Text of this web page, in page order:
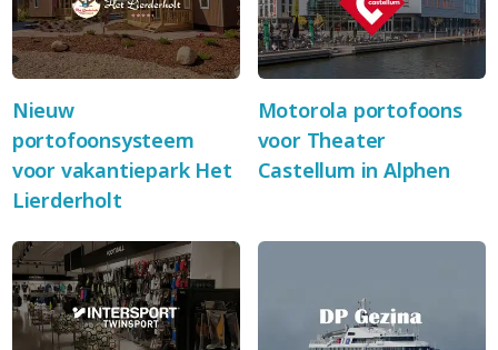
Nieuw
portofoonsysteem
voor vakantiepark Het
Lierderholt
Motorola portofoons
voor Theater
Castellum in Alphen